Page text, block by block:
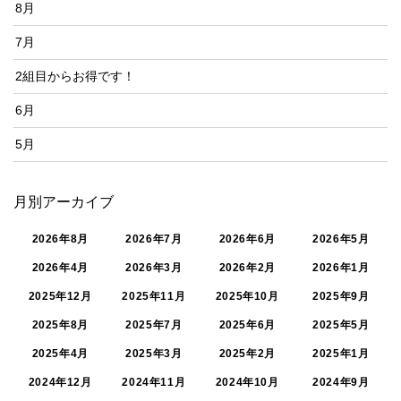
8月
7月
2組目からお得です！
6月
5月
月別アーカイブ
2026年8月 2026年7月 2026年6月 2026年5月
2026年4月 2026年3月 2026年2月 2026年1月
2025年12月 2025年11月 2025年10月 2025年9月
2025年8月 2025年7月 2025年6月 2025年5月
2025年4月 2025年3月 2025年2月 2025年1月
2024年12月 2024年11月 2024年10月 2024年9月